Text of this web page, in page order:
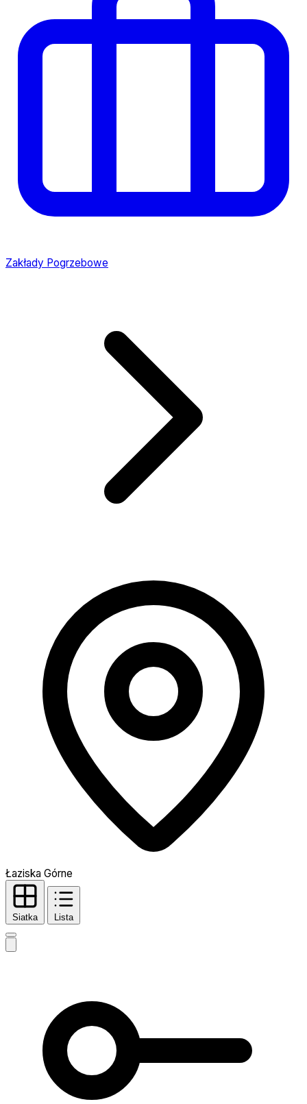
Zakłady Pogrzebowe
Łaziska Górne
Siatka Lista